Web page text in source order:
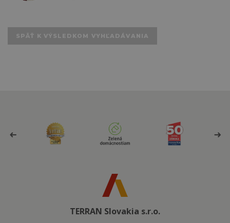
SPÄŤ K VÝSLEDKOM VYHĽADÁVANIA
TERRAN Slovakia s.r.o.